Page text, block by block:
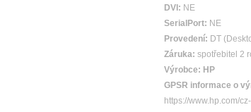
DVI: NE
SerialPort: NE
Provedení: DT
Záruka: spotřebitel 2
Výrobce: HP
GPSR informace o
https://www.hp.com/